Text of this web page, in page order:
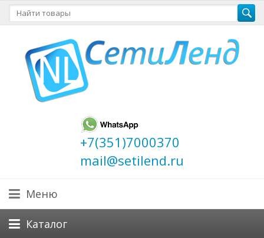
+7(351)7000370
mail@setilend.ru
Меню
Каталог